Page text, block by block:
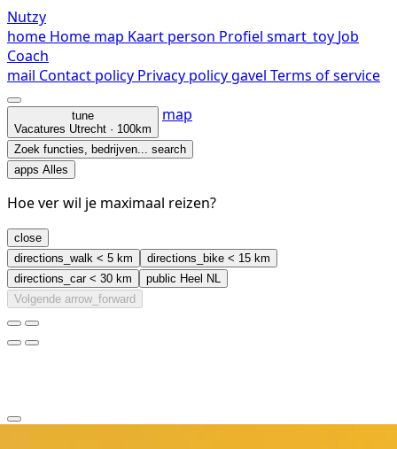
Nutzy
home Home map Kaart person Profiel smart_toy Job
Coach
mail Contact policy Privacy policygavel Terms of service
tune
Vacatures Utrecht · 100km
map
Zoek functies, bedrijven... search
apps Alles
Hoe ver wil je maximaal reizen?
close
directions_walk < 5 km directions_bike < 15 km
directions_car< 30 km public Heel NL
Volgende arrow_forward